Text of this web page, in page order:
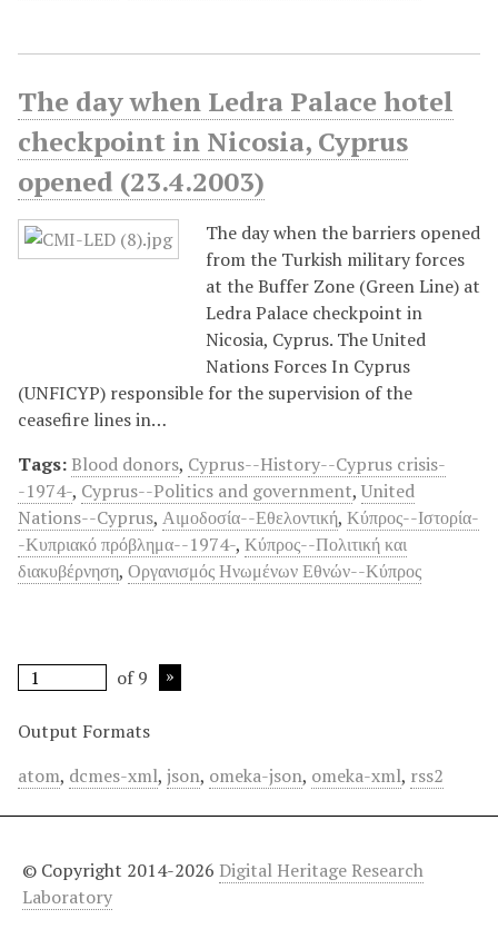
The day when Ledra Palace hotel
checkpoint in Nicosia, Cyprus
opened (23.4.2003)
The day when the barriers opened
from the Turkish military forces
at the Buffer Zone (Green Line) at
Ledra Palace checkpoint in
Nicosia, Cyprus. The United
Nations Forces In Cyprus
(UNFICYP) responsible for the supervision of the
ceasefire lines in…
Tags: Blood donors, Cyprus--History--Cyprus crisis-
-1974-, Cyprus--Politics and government, United
Nations--Cyprus, Αιμοδοσία--Εθελοντική, Κύπρος--Ιστορία-
-Κυπριακό πρόβλημα--1974-, Κύπρος--Πολιτική και
διακυβέρνηση, Οργανισμός Ηνωμένων Εθνών--Κύπρος
of 9
Output Formats
atom, dcmes-xml, json, omeka-json, omeka-xml, rss2
© Copyright 2014-2026 Digital Heritage Research
Laboratory